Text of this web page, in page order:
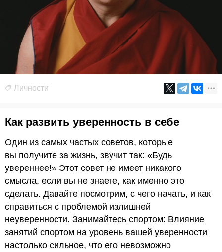
Личности
Как развить уверенность в себе
Один из самых частых советов, которые
вы получите за жизнь, звучит так: «Будь
увереннее!» Этот совет не имеет никакого
смысла, если вы не знаете, как именно это
сделать. Давайте посмотрим, с чего начать, и как
справиться с проблемой излишней
неуверенности. Занимайтесь спортом: Влияние
занятий спортом на уровень вашей уверенности
настолько сильное, что его невозможно